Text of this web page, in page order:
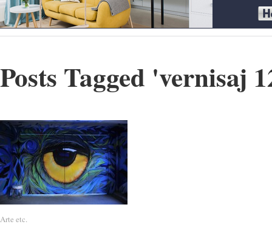
Posts Tagged 'vernisaj
Arte etc.
Arte etc.